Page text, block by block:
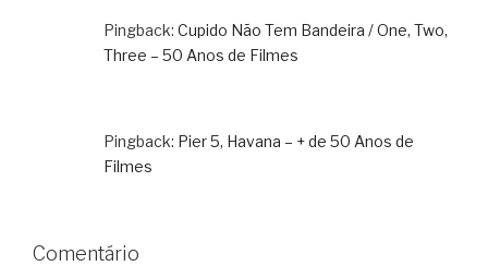
Pingback: Cupido Não Tem Bandeira / One, Two,
Three – 50 Anos de Filmes
Pingback: Pier 5, Havana – + de 50 Anos de
Filmes
Comentário